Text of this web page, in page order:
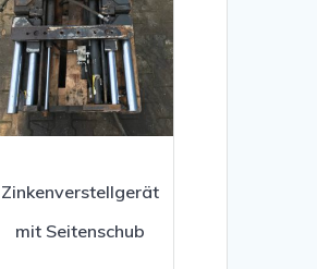
Zinkenverstellgerät
mit Seitenschub